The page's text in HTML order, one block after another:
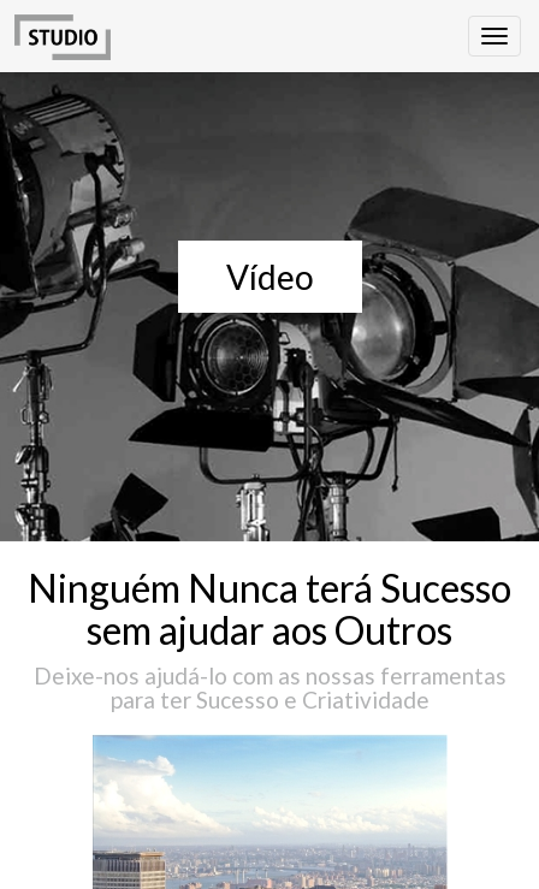
Vídeo
Ninguém Nunca terá Sucesso
sem ajudar aos Outros
Deixe-nos ajudá-lo com as nossas ferramentas
para ter Sucesso e Criatividade